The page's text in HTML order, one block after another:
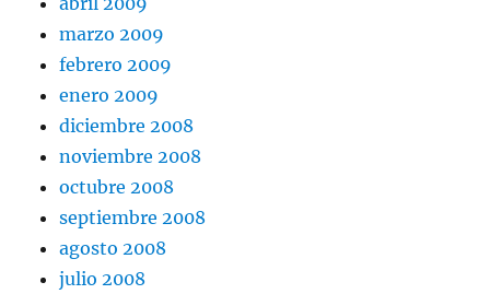
marzo 2009
febrero 2009
enero 2009
diciembre 2008
noviembre 2008
octubre 2008
septiembre 2008
agosto 2008
julio 2008